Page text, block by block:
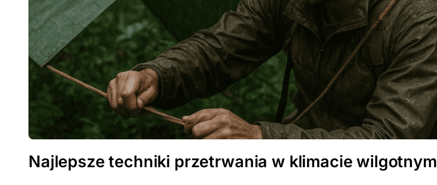
Najlepsze techniki przetrwania w klimacie wilgotnym